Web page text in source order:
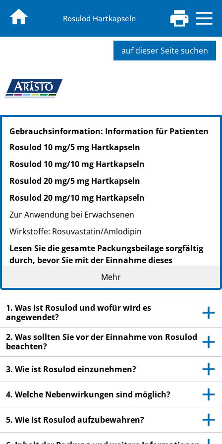
Rosulod Hartkapseln
auf dieser Seite suchen
PZN: 15227910
PPN: 111522791029
PZN: 15227927
PZN: 15227933
PPN: 111522793382
Gebrauchsinformation: Information für Patienten
Rosulod 10 mg/5 mg Hartkapseln
Rosulod 10 mg/10 mg Hartkapseln
Rosulod 20 mg/5 mg Hartkapseln
Rosulod 20 mg/10 mg Hartkapseln
Zur Anwendung bei Erwachsenen
Wirkstoffe: Rosuvastatin/Amlodipin
Lesen Sie die gesamte Packungsbeilage sorgfältig
durch, bevor Sie mit der Einnahme dieses
Arzneimittels beginnen, denn sie enthält wichtige
Heben Sie die Packungsbeilage auf. Vielleicht
möchten Sie diese später nochmals lesen.
Wenn Sie weitere Fragen haben, wenden Sie sich
an Ihren Arzt oder Apotheker.
Dieses Arzneimittel wurde Ihnen persönlich
verschrieben. Geben Sie es nicht an Dritte weiter.
diese die gleichen Beschwerden haben wie Sie.
Wenn Sie Nebenwirkungen bemerken, wenden Sie
sich an Ihren Arzt oder Apotheker. Dies gilt auch
für Nebenwirkungen, die nicht in dieser
Packungsbeilage angegeben sind. Siehe Abschnitt
Mehr
1. Was ist Rosulod und wofür wird es
angewendet?
2. Was sollten Sie vor der Einnahme von Rosulod
beachten?
3. Wie ist Rosulod einzunehmen?
4. Welche Nebenwirkungen sind möglich?
5. Wie ist Rosulod aufzubewahren?